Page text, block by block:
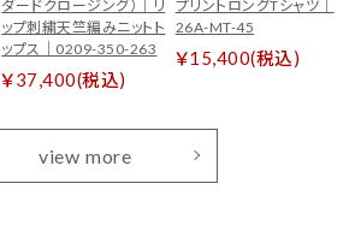
ダードクロージング）｜リ
ップ刺繍天竺編みニットト
ップス｜0209-350-263
￥37,400(税込)
プリントロングTシャツ｜
26A-MT-45
￥15,400(税込)
view more